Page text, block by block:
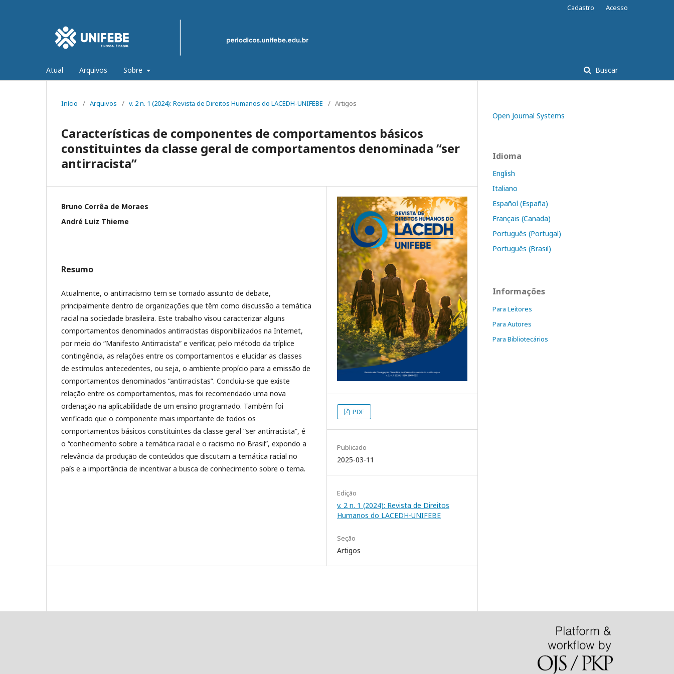
Atual Arquivos Sobre Buscar
Cadastro Acesso
Início / Arquivos / v. 2 n. 1 (2024): Revista de Direitos Humanos do LACEDH-UNIFEBE / Artigos
Características de componentes de comportamentos básicos
constituintes da classe geral de comportamentos denominada “ser
antirracista”
Bruno Corrêa de Moraes
André Luiz Thieme
Resumo
Atualmente, o antirracismo tem se tornado assunto de debate,
principalmente dentro de organizações que têm como discussão a temática
racial na sociedade brasileira. Este trabalho visou caracterizar alguns
comportamentos denominados antirracistas disponibilizados na Internet,
por meio do “Manifesto Antirracista” e verificar, pelo método da tríplice
contingência, as relações entre os comportamentos e elucidar as classes
de estímulos antecedentes, ou seja, o ambiente propício para a emissão de
comportamentos denominados “antirracistas”. Concluiu-se que existe
relação entre os comportamentos, mas foi recomendado uma nova
ordenação na aplicabilidade de um ensino programado. Também foi
verificado que o componente mais importante de todos os
comportamentos básicos constituintes da classe geral “ser antirracista”, é
o “conhecimento sobre a temática racial e o racismo no Brasil”, expondo a
relevância da produção de conteúdos que discutam a temática racial no
país e a importância de incentivar a busca de conhecimento sobre o tema.
PDF
Publicado
2025-03-11
Edição
v. 2 n. 1 (2024): Revista de Direitos
Humanos do LACEDH-UNIFEBE
Seção
Artigos
Open Journal Systems
Idioma
English
Italiano
Español (España)
Français (Canada)
Português (Portugal)
Português (Brasil)
Informações
Para Leitores
Para Autores
Para Bibliotecários